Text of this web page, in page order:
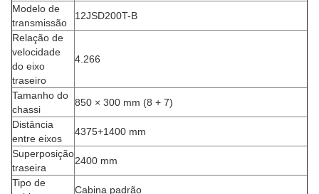
Modelo de
transmissão
12JSD200T-B
Relação de
velocidade
do eixo
traseiro
4.266
Tamanho do
chassi
850 × 300 mm (8 + 7)
Distância
entre eixos
4375+1400 mm
Superposição
traseira
2400 mm
Tipo de
Cabina padrão